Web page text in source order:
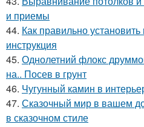
и приемы
44. Как правильно
инструкция
45. Однолетний флокс
на.. Посев в грунт
46. Чугунный камин в
47. Сказочный мир в вашем
в сказочном стиле